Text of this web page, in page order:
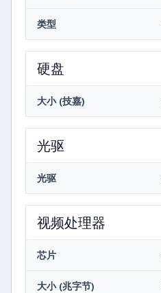
类型
硬盘
大小 (技嘉)
光驱
光驱
视频处理器
芯片
大小 (兆字节)